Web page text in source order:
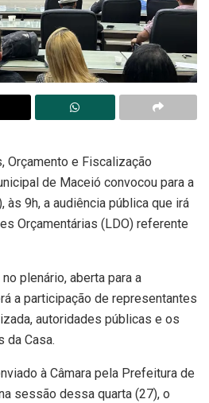
Orçamento e Fiscalização
de Maceió convocou para a
às 9h, a audiência pública que irá
Orçamentárias (LDO) referente
plenário, aberta para a
a participação de representantes
autoridades públicas e os
da Casa.
à Câmara pela Prefeitura de
sessão dessa quarta (27), o